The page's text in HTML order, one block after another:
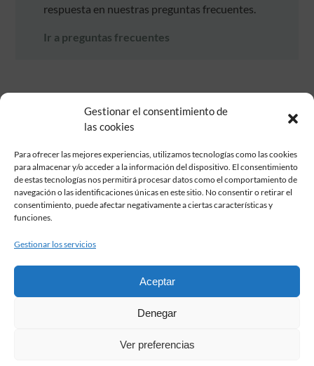
Gestionar el consentimiento de
las cookies
Para ofrecer las mejores experiencias, utilizamos tecnologías como las cookies
para almacenar y/o acceder a la información del dispositivo. El consentimiento
de estas tecnologías nos permitirá procesar datos como el comportamiento de
navegación o las identificaciones únicas en este sitio. No consentir o retirar el
consentimiento, puede afectar negativamente a ciertas características y
funciones.
Gestionar los servicios
Aceptar
Denegar
Ver preferencias
respuesta en nuestras preguntas frecuentes.
Ir a preguntas frecuentes
Fundación Pastor de Estudios Clásicos
Calle Serrano, 107. Madrid, 28006.
915617236
2026 Todos los derechos reservados © Fundación Pastor. Sitio web
Condiciones de contratación
Aviso legal